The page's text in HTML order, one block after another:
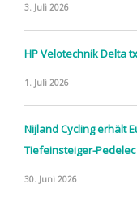
3. Juli 2026
HP Velotechnik Delta
1. Juli 2026
Nijland Cycling erhält
Tiefeinsteiger-
30. Juni 2026